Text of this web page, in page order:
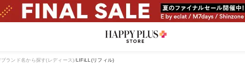
ブランド名から探す(レディース) LIFiLL(リフィル)